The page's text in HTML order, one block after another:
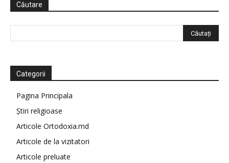
Căutare
Categorii
Pagina Principala
Știri religioase
Articole Ortodoxia.md
Articole de la vizitatori
Articole preluate